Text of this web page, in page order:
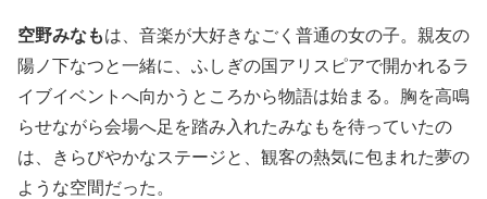
空野みなもは、音楽が大好きなごく普通の女の子。親友の
陽ノ下なつと一緒に、ふしぎの国アリスピアで開かれるラ
イブイベントへ向かうところから物語は始まる。胸を高鳴
らせながら会場へ足を踏み入れたみなもを待っていたの
は、きらびやかなステージと、観客の熱気に包まれた夢の
ような空間だった。